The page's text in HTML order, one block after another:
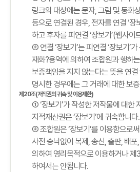
링크의 대상에는 문자, 그림 및 동화
등으로 연결된 경우, 전자를 연결 ‘장
하고 후자를 피연결 ‘장보기’(웹사이
② 연결 ‘장보기’는 피연결 ‘장보기’
재화?용역에 의하여 조합원과 행하
보증책임을 지지 않는다는 뜻을 연결
명시한 경우에는 그 거래에 대한 보
제20조(저작권의 귀속 및 이용제한)
① ‘장보기’가 작성한 저작물에 대한
지적재산권은 ‘장보기’에 귀속합니다.
② 조합원은 ‘장보기’를 이용함으로써
사전 승낙없이 복제, 송신, 출판, 배포
의하여 영리목적으로 이용하거나 제
하여서는 안됩니다.